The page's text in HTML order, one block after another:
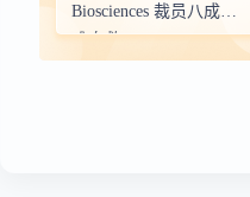
Biosciences 裁员八成艰
难自救